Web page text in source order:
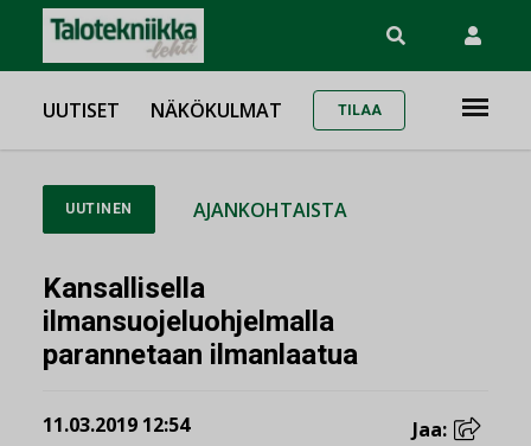
UUTISET NÄKÖKULMAT TILAA
UUTINEN AJANKOHTAISTA
Kansallisella
ilmansuojeluohjelmalla
parannetaan ilmanlaatua
11.03.2019 12:54 Jaa: